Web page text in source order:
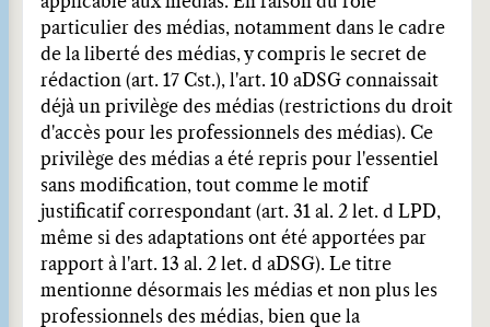
particulier des médias, notamment dans le cadre
de la liberté des médias, y compris le secret de
rédaction (art. 17 Cst.), l'art. 10 aDSG connaissait
déjà un privilège des médias (restrictions du droit
d'accès pour les professionnels des médias). Ce
privilège des médias a été repris pour l'essentiel
sans modification, tout comme le motif
justificatif correspondant (art. 31 al. 2 let. d LPD,
même si des adaptations ont été apportées par
rapport à l'art. 13 al. 2 let. d aDSG). Le titre
mentionne désormais les médias et non plus les
professionnels des médias, bien que la